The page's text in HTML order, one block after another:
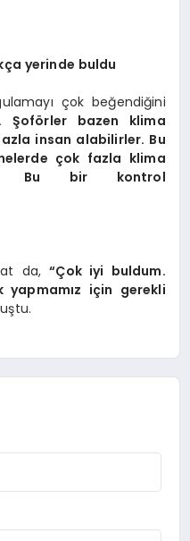
yerinde buldu
çok beğendiğini
Şoförler bazen klima
insan alabilirler. Bu
çok fazla klima
Bu bir kontrol
da,“Çok iyi buldum.
için gerekli